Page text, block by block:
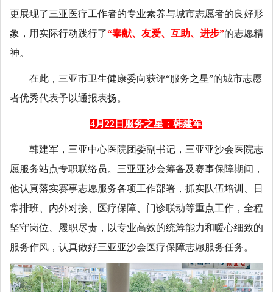
更展现了三亚医疗工作者的专业素养与城市志愿者的良好形
象，用实际行动践行了“奉献、友爱、互助、进步”的志愿精
神。
在此，三亚市卫生健康委向获评“服务之星”的城市志愿
者优秀代表予以通报表扬。
4月22日服务之星：韩建军
韩建军，三亚中心医院团委副书记，三亚亚沙会医院志
愿服务站点专职联络员。三亚亚沙会筹备及赛事保障期间，
他认真落实赛事志愿服务各项工作部署，抓实队伍培训、日
常排班、内外对接、医疗保障、门诊联动等重点工作，全程
坚守岗位、履职尽责，以专业高效的统筹能力和暖心细致的
服务作风，认真做好三亚亚沙会医疗保障志愿服务任务。